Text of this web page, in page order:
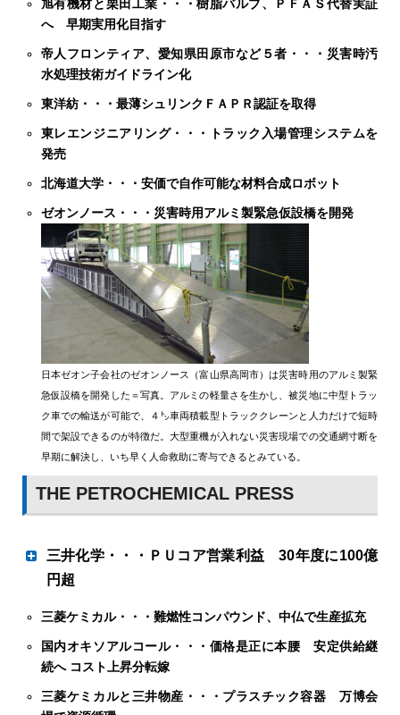
旭有機材と栗田工業・・・樹脂バルブ、ＰＦＡＳ代替実証
へ 早期実用化目指す
帝人フロンティア、愛知県田原市など５者・・・災害時汚
水処理技術ガイドライン化
東洋紡・・・最薄シュリンクＦＡＰＲ認証を取得
東レエンジニアリング・・・トラック入場管理システムを
発売
北海道大学・・・安価で自作可能な材料合成ロボット
ゼオンノース・・・災害時用アルミ製緊急仮設橋を開発
日本ゼオン子会社のゼオンノース（富山県高岡市）は災害時用のアルミ製緊
急仮設橋を開発した＝写真。アルミの軽量さを生かし、被災地に中型トラッ
ク車での輸送が可能で、４㌧車両積載型トラッククレーンと人力だけで短時
間で架設できるのが特徴だ。大型重機が入れない災害現場での交通網寸断を
早期に解決し、いち早く人命救助に寄与できるとみている。
THE PETROCHEMICAL PRESS
三井化学・・・ＰＵコア営業利益 30年度に100億
円超
ＭＤＩ高機能化を追求
ジイソシアネート（ＭＤＩ）の高機能化を追求し収益の最
三菱ケミカル・・・難燃性コンパウンド、中仏で生産拡充
国内オキソアルコール・・・価格是正に本腰 安定供給継
続へ コスト上昇分転嫁
三菱ケミカルと三井物産・・・プラスチック容器 万博会